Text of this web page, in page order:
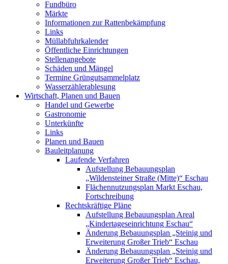
Fundbüro
Märkte
Informationen zur Rattenbekämpfung
Links
Müllabfuhrkalender
Öffentliche Einrichtungen
Stellenangebote
Schäden und Mängel
Termine Grüngutsammelplatz
Wasserzählerablesung
Wirtschaft, Planen und Bauen
Handel und Gewerbe
Gastronomie
Unterkünfte
Links
Planen und Bauen
Bauleitplanung
Laufende Verfahren
Aufstellung Bebauungsplan
„Wildensteiner Straße (Mitte)“ Eschau
Flächennutzungsplan Markt Eschau,
Fortschreibung
Rechtskräftige Pläne
Aufstellung Bebauungsplan Areal
„Kindertageseinrichtung Eschau“
Änderung Bebauungsplan „Steinig und
Erweiterung Großer Trieb“ Eschau
Änderung Bebauungsplan „Steinig und
Erweiterung Großer Trieb“ Eschau,